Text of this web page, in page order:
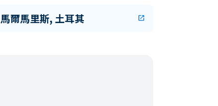
馬爾馬里斯, 土耳其 open_in_new